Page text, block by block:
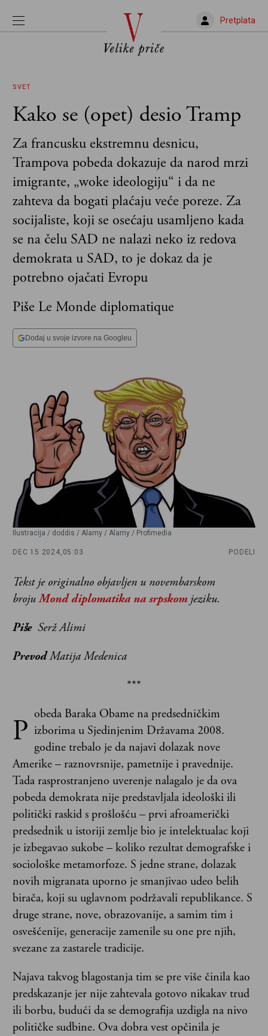
Pretplata
SVET
Kako se (opet) desio Tramp
Za francusku ekstremnu desnicu,
Trampova pobeda dokazuje da narod mrzi
imigrante, „woke ideologiju“ i da ne
zahteva da bogati plaćaju veće poreze. Za
socijaliste, koji se osećaju usamljeno kada
se na čelu SAD ne nalazi neko iz redova
demokrata u SAD, to je dokaz da je
potrebno ojačati Evropu
Piše Le Monde diplomatique
Dodaj u svoje izvore na Googleu
Ilustracija / doddis / Alamy / Alamy / Profimedia
DEC 15 2024, 05:03 PODELI
Tekst je originalno objavljen u novembarskom
brojuMond diplomatika na srpskomjeziku.
Piše Serž Alimi
Prevod Matija Medenica
***
P obeda Baraka Obame na predsedničkim
izborima u Sjedinjenim Državama 2008.
godine trebalo je da najavi dolazak nove
Amerike – raznovrsnije, pametnije i pravednije.
Tada rasprostranjeno uverenje nalagalo je da ova
pobeda demokrata nije predstavljala ideološki ili
politički raskid s prošlošću – prvi afroamerički
predsednik u istoriji zemlje bio je intelektualac koji
je izbegavao sukobe – koliko rezultat demografske i
sociološke metamorfoze. S jedne strane, dolazak
novih migranata uporno je smanjivao udeo belih
birača, koji su uglavnom podržavali republikance. S
druge strane, nove, obrazovanije, a samim tim i
osvešćenije, generacije zamenile su one pre njih,
svezane za zastarele tradicije.
Najava takvog blagostanja tim se pre više činila kao
predskazanje jer nije zahtevala gotovo nikakav trud
ili borbu, budući da se demografija uzdigla na nivo
političke sudbine. Ova dobra vest opčinila je